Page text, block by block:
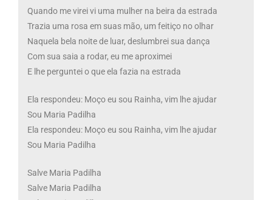
Quando me virei vi uma mulher na beira da estrada
Trazia uma rosa em suas mão, um feitiço no olhar
Naquela bela noite de luar, deslumbrei sua dança
Com sua saia a rodar, eu me aproximei
E lhe perguntei o que ela fazia na estrada
Ela respondeu: Moço eu sou Rainha, vim lhe ajudar
Sou Maria Padilha
Ela respondeu: Moço eu sou Rainha, vim lhe ajudar
Sou Maria Padilha
Salve Maria Padilha
Salve Maria Padilha